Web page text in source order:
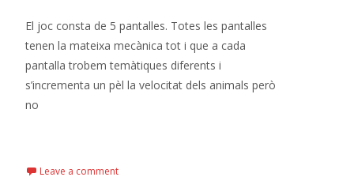
El joc consta de 5 pantalles. Totes les pantalles
tenen la mateixa mecànica tot i que a cada
pantalla trobem temàtiques diferents i
s’incrementa un pèl la velocitat dels animals però
no
Leave a comment